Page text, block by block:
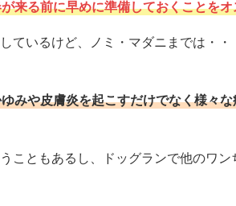
来る前に早めに準備しておくことを
ているけど、ノミ・マダニまでは・・
みや皮膚炎を起こすだけでなく様々
こともあるし、ドッグランで他のワン